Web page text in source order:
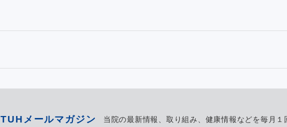
TUHメールマガジン 当院の最新情報、取り組み、健康情報などを毎月１